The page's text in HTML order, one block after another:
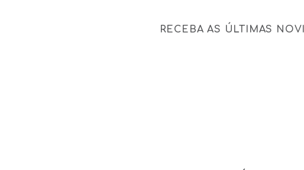
RECEBA AS ÚLTIMAS